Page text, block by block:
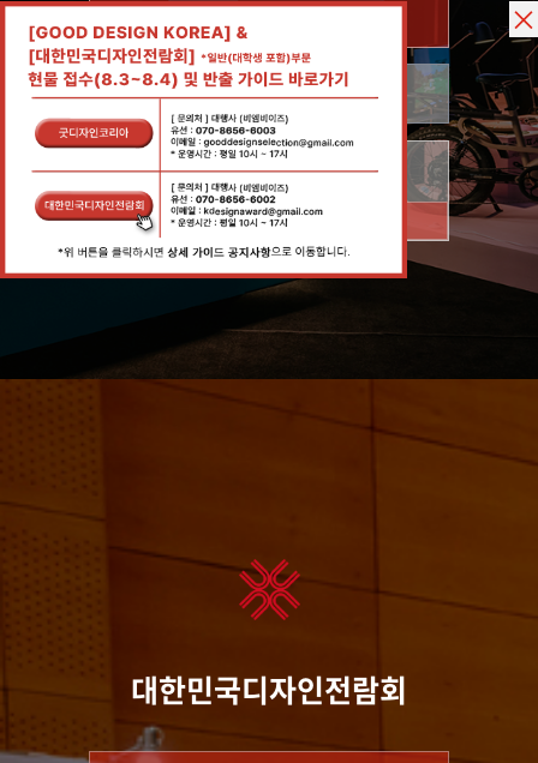
선정제도 소개
접수 안내
접수 바로가기
2026.05.01.(금) ~ 06.30.(화)
대한민국디자인전람회